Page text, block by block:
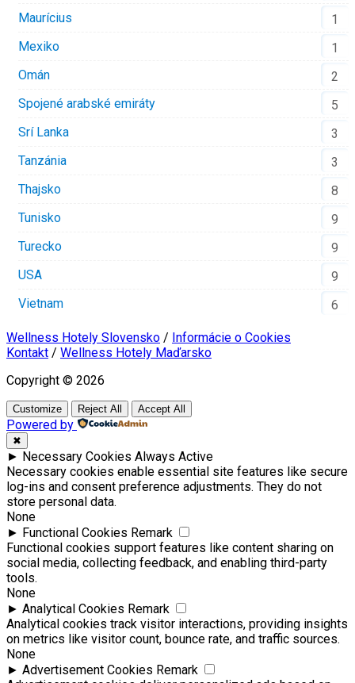
Maurícius
1
Mexiko
1
Omán
2
Spojené arabské emiráty
5
Srí Lanka
3
Tanzánia
3
Thajsko
8
Tunisko
9
Turecko
9
USA
9
Vietnam
6
Wellness Hotely Slovensko / Informácie o Cookies
Kontakt / Wellness Hotely Maďarsko
Copyright © 2026
Customize Reject All Accept All
Powered by
✖
► Necessary Cookies Always Active
Necessary cookies enable essential site features like secure
log-ins and consent preference adjustments. They do not
store personal data.
None
► Functional Cookies Remark
Functional cookies support features like content sharing on
social media, collecting feedback, and enabling third-party
tools.
None
► Analytical Cookies Remark
Analytical cookies track visitor interactions, providing insights
on metrics like visitor count, bounce rate, and traffic sources.
None
► Advertisement Cookies Remark